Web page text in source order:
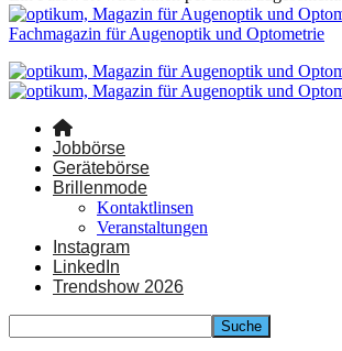
Fachmagazin für Augenoptik und Optometrie
Jobbörse
Gerätebörse
Brillenmode
Kontaktlinsen
Veranstaltungen
Instagram
LinkedIn
Trendshow 2026